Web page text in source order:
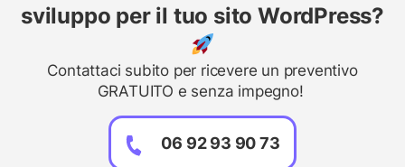
sviluppo per il tuo sito WordPress?
Contattaci subito per ricevere un preventivo
GRATUITO e senza impegno!
06 92 93 90 73